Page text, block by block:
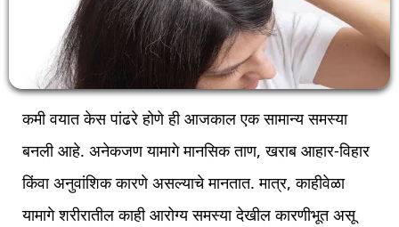
कमी वयात केस पांढरे होणे ही आजकाल एक सामान्य समस्या
बनली आहे. अनेकजण यामागे मानसिक ताण, खराब आहार-विहार
किंवा अनुवांशिक कारणे असल्याचे मानतात. मात्र, काहीवेळा
यामागे शरीरातील काही आरोग्य समस्या देखील कारणीभूत असू